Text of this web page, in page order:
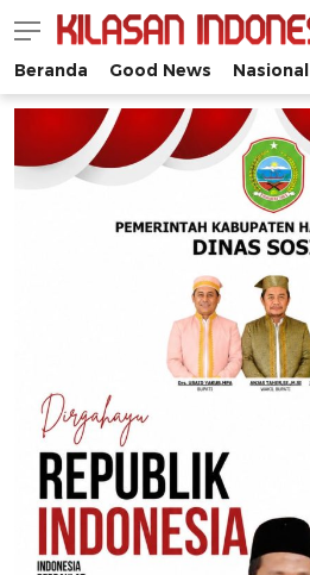
Kilasan Indonesia
Satu-satunya di Indonesia
Beranda Good News Nasional